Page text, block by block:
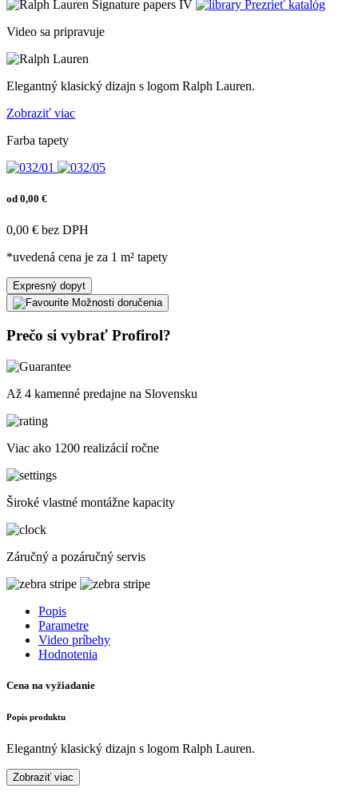
Prezrieť katalóg
Video sa pripravuje
Elegantný klasický dizajn s logom Ralph Lauren.
Zobraziť viac
Farba tapety
od 0,00 €
0,00 € bez DPH
*uvedená cena je za 1 m² tapety
Expresný dopyt
Možnosti doručenia
Prečo si vybrať Profirol?
Až 4 kamenné predajne na Slovensku
Viac ako 1200 realizácií ročne
Široké vlastné montážne kapacity
Záručný a pozáručný servis
Popis
Parametre
Video príbehy
Hodnotenia
Cena na vyžiadanie
Popis produktu
Elegantný klasický dizajn s logom Ralph Lauren.
Zobraziť viac